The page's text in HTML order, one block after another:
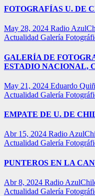
FOTOGRAFÍAS U. DE
May 28, 2024 Radio
Actualidad Galería
GALERÍA DE
ESTADIO NACIONAL,
May 21, 2024 Eduardo
Actualidad Galería
EMPATE DE U. DE
Abr 15, 2024 Radio
Actualidad Galería
PUNTEROS EN LA
Abr 8, 2024 Radio
Actualidad Galería